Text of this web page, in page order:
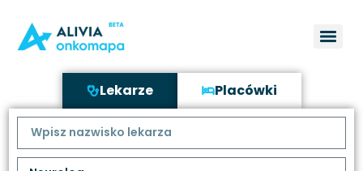
Lekarze Placówki